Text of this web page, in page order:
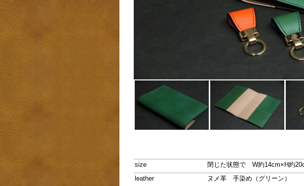
size
閉じた状態で W約14cm×H約
leather
ヌメ革 手染め（グリーン）